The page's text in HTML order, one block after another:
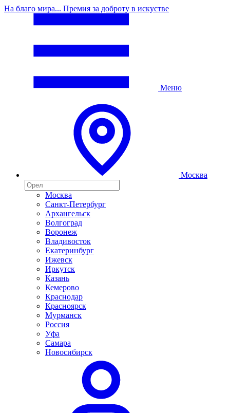
На благо мира... Премия за доброту в искустве
Меню
Москва
Москва
Санкт-Петербург
Архангельск
Волгоград
Воронеж
Владивосток
Екатеринбург
Ижевск
Иркутск
Казань
Кемерово
Краснодар
Красноярск
Мурманск
Россия
Уфа
Самара
Новосибирск